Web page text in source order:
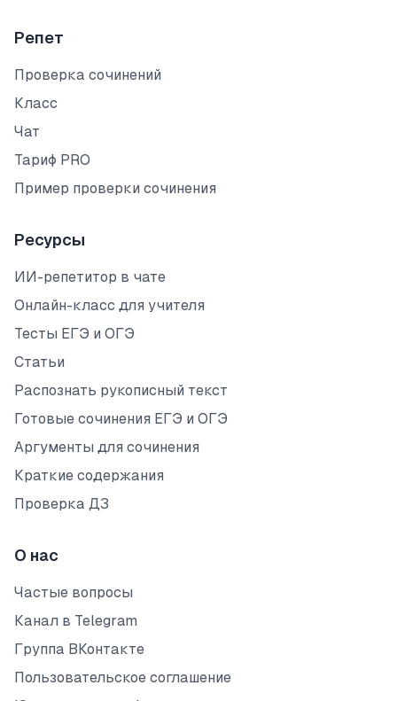
Репет
Проверка сочинений
Класс
Чат
Тариф PRO
Пример проверки сочинения
Ресурсы
ИИ-репетитор в чате
Онлайн-класс для учителя
Тесты ЕГЭ и ОГЭ
Статьи
Распознать рукописный текст
Готовые сочинения ЕГЭ и ОГЭ
Аргументы для сочинения
Краткие содержания
Проверка ДЗ
О нас
Частые вопросы
Канал в Telegram
Группа ВКонтакте
Пользовательское соглашение